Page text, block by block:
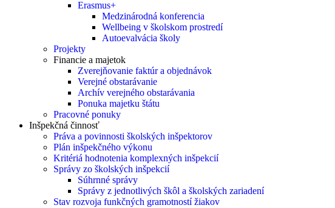
Erasmus+
Medzinárodná konferencia
Wellbeing v školskom prostredí
Autoevalvácia školy
Projekty
Financie a majetok
Zverejňovanie faktúr a objednávok
Verejné obstarávanie
Archív verejného obstarávania
Ponuka majetku štátu
Pracovné ponuky
Inšpekčná činnosť
Práva a povinnosti školských inšpektorov
Plán inšpekčného výkonu
Kritériá hodnotenia komplexných inšpekcií
Správy zo školských inšpekcií
Súhrnné správy
Správy z jednotlivých škôl a školských zariadení
Stav rozvoja funkčných gramotností žiakov